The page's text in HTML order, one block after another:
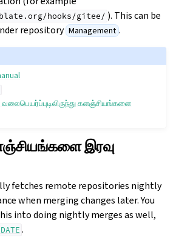
hooks/gitee/ ). This can be
repository Management .
களஞ்சியங்களை
இரவு
fetches remote repositories nightly
when merging changes later. You
into doing nightly merges as well,
.